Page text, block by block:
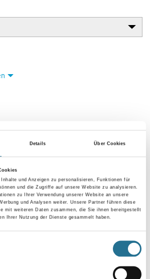
Details Über Cookies
und Anzeigen zu personalisieren, Funktionen für
und die Zugriffe auf unsere Website zu analysieren.
zu Ihrer Verwendung unserer Website an unsere
und Analysen weiter. Unsere Partner führen diese
mit weiteren Daten zusammen, die Sie ihnen bereitgestellt
Ihrer Nutzung der Dienste gesammelt haben.
Einbettungsmaterial (Je nach Hersteller und
wesentlich höher).